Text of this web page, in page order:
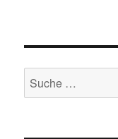
Suche
nach: